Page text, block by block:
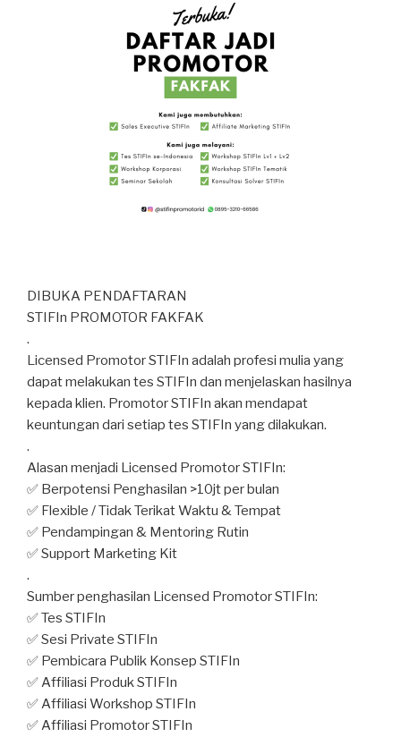
DIBUKA PENDAFTARAN
STIFIn PROMOTOR FAKFAK
.
Licensed Promotor STIFIn adalah profesi mulia yang
dapat melakukan tes STIFIn dan menjelaskan hasilnya
kepada klien. Promotor STIFIn akan mendapat
keuntungan dari setiap tes STIFIn yang dilakukan.
.
Alasan menjadi Licensed Promotor STIFIn:
✅ Berpotensi Penghasilan >10jt per bulan
✅ Flexible / Tidak Terikat Waktu & Tempat
✅ Pendampingan & Mentoring Rutin
✅ Support Marketing Kit
.
Sumber penghasilan Licensed Promotor STIFIn:
✅ Tes STIFIn
✅ Sesi Private STIFIn
✅ Pembicara Publik Konsep STIFIn
✅ Affiliasi Produk STIFIn
✅ Affiliasi Workshop STIFIn
✅ Affiliasi Promotor STIFIn